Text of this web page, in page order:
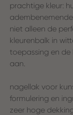
prachtige kleur:
niet alleen de
kleurenbalk in
toepassing en
aan.
nagellak voor
formulering en
zeer hoge